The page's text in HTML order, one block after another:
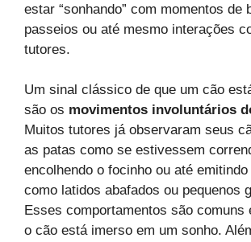
estar “sonhando” com momentos de
passeios ou até mesmo interações
tutores.
Um sinal clássico de que um cão
são os movimentos involuntários
Muitos tutores já observaram seus
as patas como se estivessem
encolhendo o focinho ou até
como latidos abafados ou pequenos
Esses comportamentos são comuns
o cão está imerso em um sonho.